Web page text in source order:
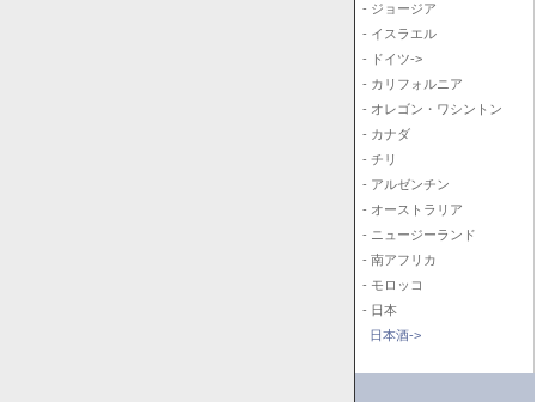
- ジョージア
- イスラエル
- ドイツ->
- カリフォルニア
- オレゴン・ワシントン
- カナダ
- チリ
- アルゼンチン
- オーストラリア
- ニュージーランド
- 南アフリカ
- モロッコ
- 日本
日本酒->